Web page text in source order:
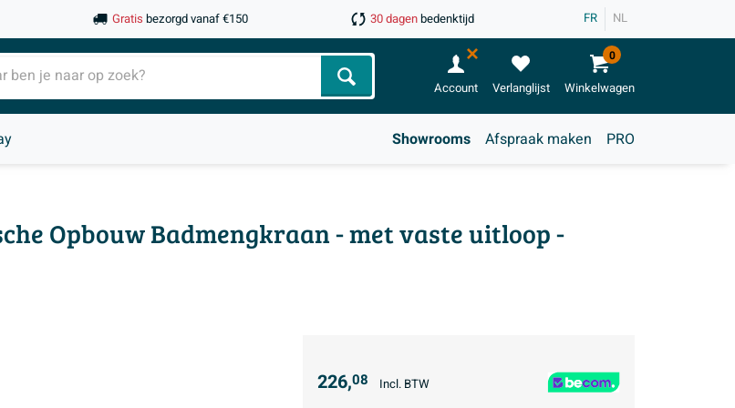
Gratis bezorgd vanaf €150 30 dagenbedenktijd FR NL
Zoeken Account Verlanglijst Winkelwagen
0
Showrooms Afspraak maken PRO
Opbouw Badmengkraan - met vaste uitloop -
226,08 Incl. BTW